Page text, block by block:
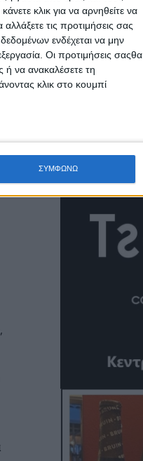
κλικ για να αρνηθείτε να
τις προτιμήσεις σας
ενδέχεται να μην
Οι προτιμήσεις σαςθα
ή να ανακαλέσετε τη
κλικ στο κουμπί
ΣΥΜΦΩΝΩ